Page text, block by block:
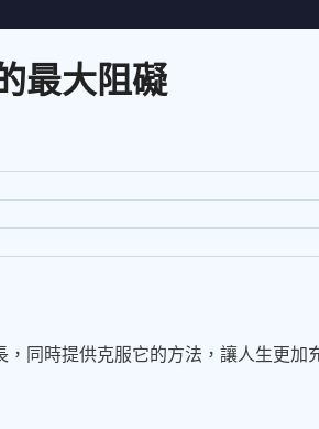
最大阻礙
同時提供克服它的方法，讓人生更加